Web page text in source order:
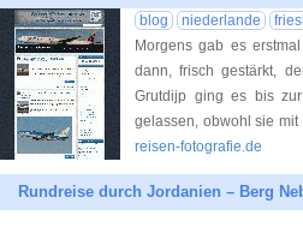
blog niederlande
Morgens gab es
dann, frisch gestärkt,
Grutdijp ging es bis
gelassen, obwohl sie
reisen-fotografie.de
Rundreise durch Jordanien – Berg